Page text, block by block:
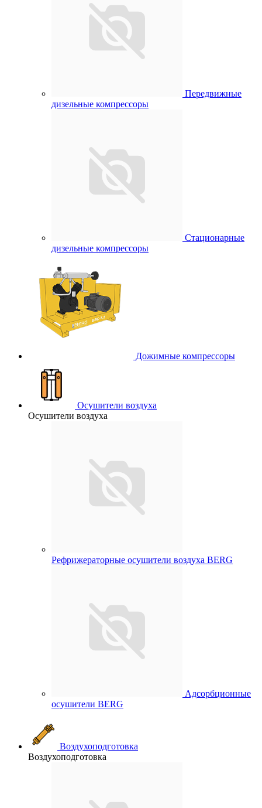
Передвижные
дизельные компрессоры
Стационарные
дизельные компрессоры
Дожимные компрессоры
Осушители воздуха
Осушители воздуха
Рефрижераторные осушители воздуха BERG
Адсорбционные
осушители BERG
Воздухоподготовка
Воздухоподготовка